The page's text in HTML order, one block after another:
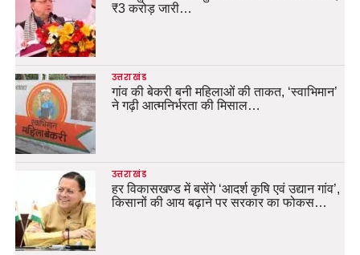
₹3 करोड़ जारी…
उत्तराखंड
गांव की बेकरी बनी महिलाओं की ताकत, ‘स्वाभिमान’
ने गढ़ी आत्मनिर्भरता की मिसाल…
उत्तराखंड
हर विकासखण्ड में बसेंगे ‘आदर्श कृषि एवं उद्यान गांव’,
किसानों की आय बढ़ाने पर सरकार का फोकस…